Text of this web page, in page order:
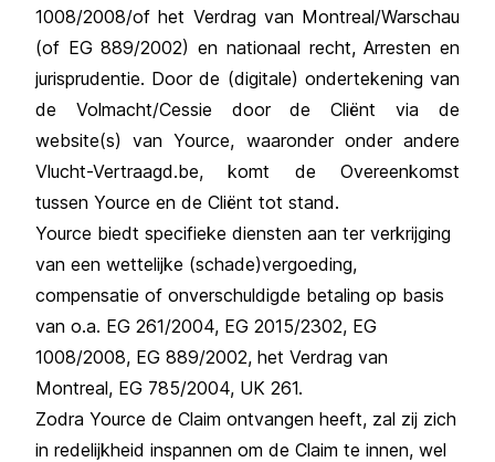
1008/2008/of het Verdrag van Montreal/Warschau
(of EG 889/2002) en nationaal recht, Arresten en
jurisprudentie. Door de (digitale) ondertekening van
de Volmacht/Cessie door de Cliënt via de
website(s) van Yource, waaronder onder andere
Vlucht-Vertraagd.be, komt de Overeenkomst
tussen Yource en de Cliënt tot stand.
Yource biedt specifieke diensten aan ter verkrijging
van een wettelijke (schade)vergoeding,
compensatie of onverschuldigde betaling op basis
van o.a. EG 261/2004, EG 2015/2302, EG
1008/2008, EG 889/2002, het Verdrag van
Montreal, EG 785/2004, UK 261.
Zodra Yource de Claim ontvangen heeft, zal zij zich
in redelijkheid inspannen om de Claim te innen, wel